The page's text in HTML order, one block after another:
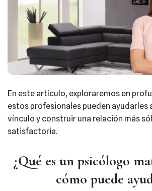
En este artículo, exploraremos en
estos profesionales pueden ayudarles
vínculo y construir una relación más
satisfactoria.
¿Qué es un psicólogo
cómo puede